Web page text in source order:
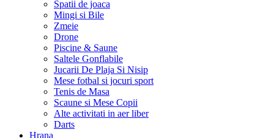
Spatii de joaca
Mingi si Bile
Zmeie
Drone
Piscine & Saune
Saltele Gonflabile
Jucarii De Plaja Si Nisip
Mese fotbal si jocuri sport
Tenis de Masa
Scaune si Mese Copii
Alte activitati in aer liber
Darts
Hrana